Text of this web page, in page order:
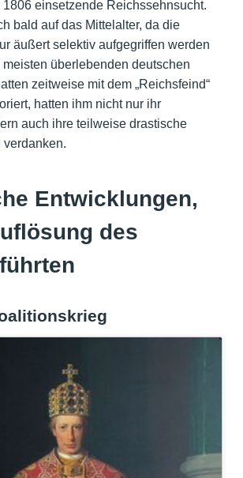
einsetzende Reichssehnsucht.
bald auf das Mittelalter, da die
äußert selektiv aufgegriffen werden
meisten überlebenden deutschen
zeitweise mit dem „Reichsfeind“
hatten ihm nicht nur ihr
auch ihre teilweise drastische
verdanken.
Entwicklungen,
des